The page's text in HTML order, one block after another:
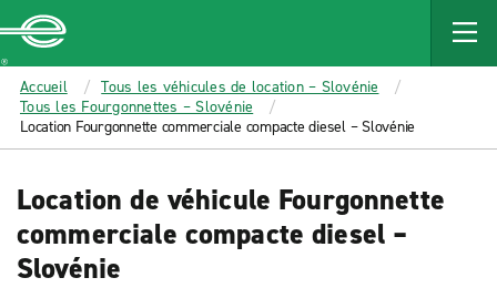
MAIN
CONTENT
Enterprise
Accueil
Tous les véhicules de location – Slovénie
Tous les Fourgonnettes – Slovénie
Location Fourgonnette commerciale compacte diesel – Slovénie
Location de véhicule Fourgonnette
commerciale compacte diesel –
Slovénie